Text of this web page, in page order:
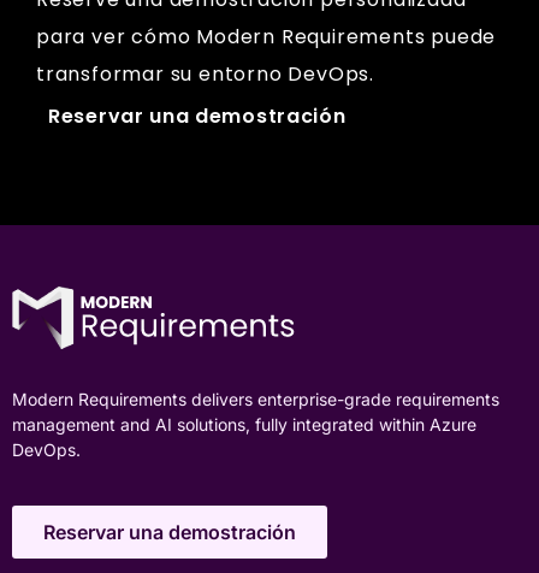
para ver cómo Modern Requirements puede
transformar su entorno DevOps.
Reservar una demostración
Modern Requirements delivers enterprise-grade requirements
management and AI solutions, fully integrated within Azure
DevOps.
Reservar una demostración